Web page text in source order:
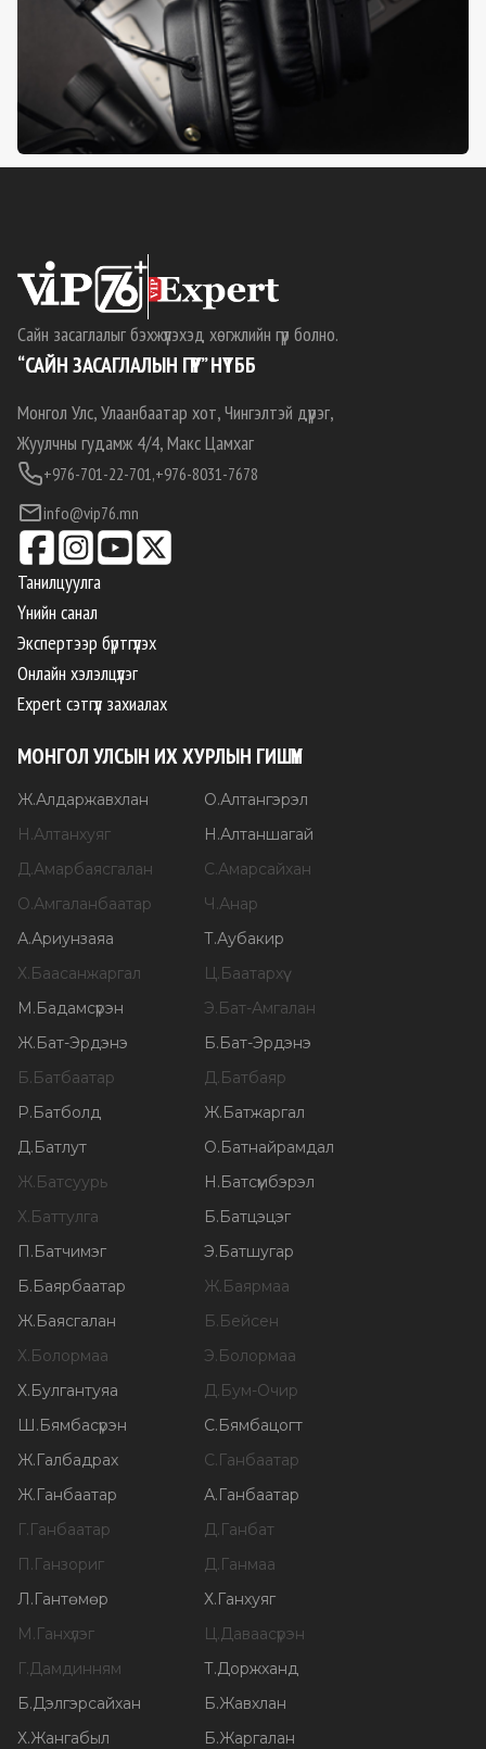
Сайн засаглалыг бэхжүүлэхэд хөгжлийн гүүр болно.
“САЙН ЗАСАГЛАЛЫН ГҮҮР” НҮТББ
Монгол Улс, Улаанбаатар хот, Чингэлтэй дүүрэг,
Жуулчны гудамж 4/4, Макс Цамхаг
+976-701-22-701,+976-8031-7678
info@vip76.mn
Танилцуулга
Үнийн санал
Экспертээр бүртгүүлэх
Онлайн хэлэлцүүлэг
Expert сэтгүүл захиалах
МОНГОЛ УЛСЫН ИХ ХУРЛЫН ГИШҮҮН
Ж.Алдаржавхлан О.Алтангэрэл
Н.Алтанхуяг Н.Алтаншагай
Д.Амарбаясгалан С.Амарсайхан
О.Амгаланбаатар Ч.Анар
А.Ариунзаяа Т.Аубакир
Х.Баасанжаргал Ц.Баатархүү
М.Бадамсүрэн Э.Бат-Амгалан
Ж.Бат-Эрдэнэ Б.Бат-Эрдэнэ
Б.Батбаатар Д.Батбаяр
Р.Батболд Ж.Батжаргал
Д.Батлут О.Батнайрамдал
Ж.Батсуурь Н.Батсүмбэрэл
Х.Баттулга Б.Батцэцэг
П.Батчимэг Э.Батшугар
Б.Баярбаатар Ж.Баярмаа
Ж.Баясгалан Б.Бейсен
Х.Болормаа Э.Болормаа
Х.Булгантуяа Д.Бум-Очир
Ш.Бямбасүрэн С.Бямбацогт
Ж.Галбадрах С.Ганбаатар
Ж.Ганбаатар А.Ганбаатар
Г.Ганбаатар Д.Ганбат
П.Ганзориг Д.Ганмаа
Л.Гантөмөр Х.Ганхуяг
М.Ганхүлэг Ц.Даваасүрэн
Г.Дамдинням Т.Доржханд
Б.Дэлгэрсайхан Б.Жавхлан
Х.Жангабыл Б.Жаргалан